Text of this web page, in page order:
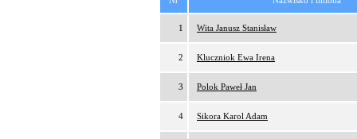
1 Wita Janusz Stanisław
2 Kluczniok Ewa Irena
3 Polok Paweł Jan
4 Sikora Karol Adam